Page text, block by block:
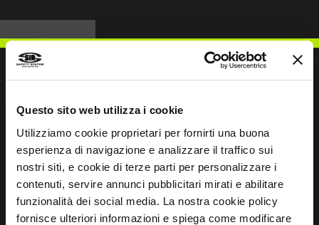
Questo sito web utilizza i cookie
Utilizziamo cookie proprietari per fornirti una buona
esperienza di navigazione e analizzare il traffico sui
nostri siti, e cookie di terze parti per personalizzare i
contenuti, servire annunci pubblicitari mirati e abilitare
funzionalità dei social media. La nostra cookie policy
fornisce ulteriori informazioni e spiega come modificare
ESCREVER PARA NÓS
Mantemo-nos em contacto